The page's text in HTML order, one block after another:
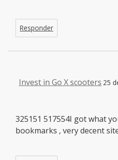
Responder
Invest in Go X scooters 25
325151 517554I got what
bookmarks , very decent